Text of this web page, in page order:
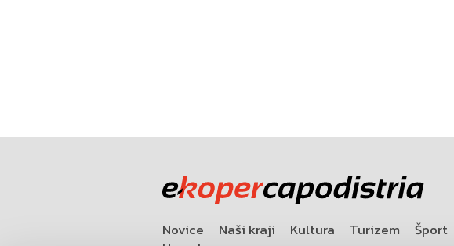
Novice Naši kraji Kultura Turizem Šport